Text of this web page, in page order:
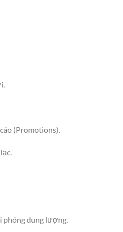
(Promotions).
phóng dung lượng.